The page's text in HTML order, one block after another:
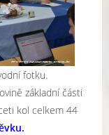
fotku.
základní části
kol celkem 44